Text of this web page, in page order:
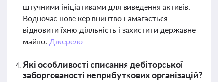
штучними ініціативами для виведення активів.
Водночас нове керівництво намагається
відновити їхню діяльність і захистити державне
майно. Джерело
Які особливості списання дебіторської
заборгованості неприбуткових організацій?